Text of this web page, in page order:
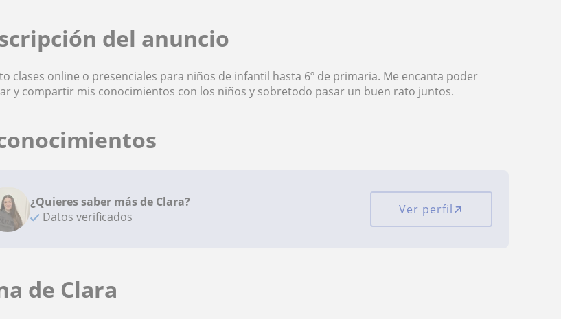
del anuncio
clases online o presenciales para niños de infantil hasta 6º de primaria. Me encanta poder
y compartir mis conocimientos con los niños y sobretodo pasar un buen rato juntos.
¿Quieres saber más de Clara?
Datos verificados
Ver perfil
de Clara